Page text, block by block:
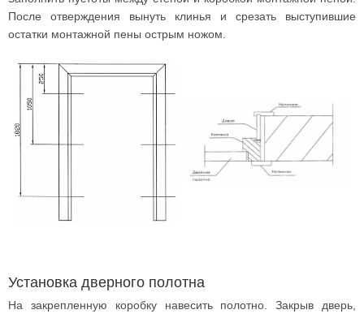
После отверждения вынуть клинья и срезать выступившие
остатки монтажной пены острым ножом.
Установка дверного полотна
На закрепленную коробку навесить полотно. Закрыв дверь,